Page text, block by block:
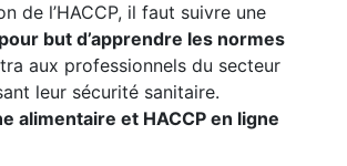
de l’HACCP, il faut suivre une
but d’apprendre les normes
aux professionnels du secteur
leur sécurité sanitaire.
alimentaire et HACCP en ligne